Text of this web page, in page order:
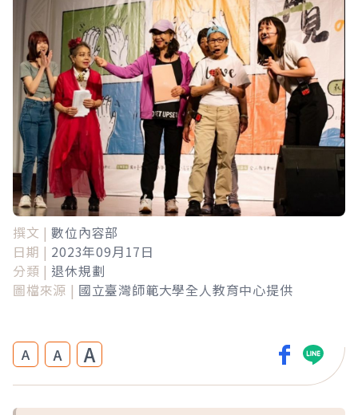
撰文 | 數位內容部
日期 | 2023年09月17日
分類 | 退休規劃
圖檔來源 | 國立臺灣師範大學全人教育中心提供
A A A